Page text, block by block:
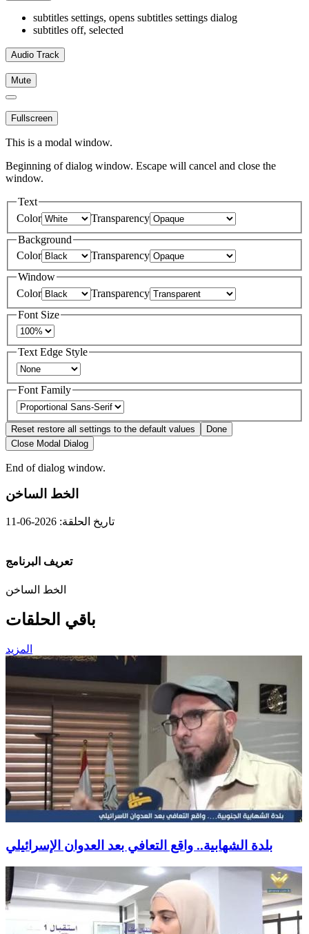
subtitles settings, opens subtitles settings dialog
subtitles off, selected
Audio Track
Mute
Fullscreen
This is a modal window.
Beginning of dialog window. Escape will cancel and close the
window.
Text
Color
Transparency
Background
Color
Transparency
Window
Color
Transparency
Font Size
Text Edge Style
Font Family
Reset restore all settings to the default values
Done
Close Modal Dialog
End of dialog window.
الخط الساخن
تاريخ الحلقة: 2026-06-11
تعريف البرنامج
الخط الساخن
باقي الحلقات
المزيد
بلدة الشهابية.. واقع التعافي بعد العدوان الإسرائيلي